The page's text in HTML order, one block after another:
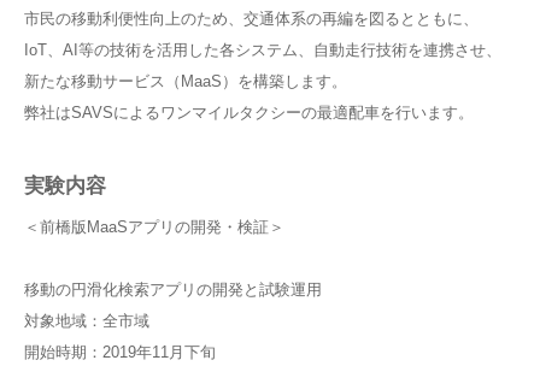
市民の移動利便性向上のため、交通体系の再編を図るとともに、
IoT、AI等の技術を活用した各システム、自動走行技術を連携させ、
新たな移動サービス（MaaS）を構築します。
弊社はSAVSによるワンマイルタクシーの最適配車を行います。
実験内容
＜前橋版MaaSアプリの開発・検証＞
移動の円滑化検索アプリの開発と試験運用
対象地域：全市域
開始時期：2019年11月下旬